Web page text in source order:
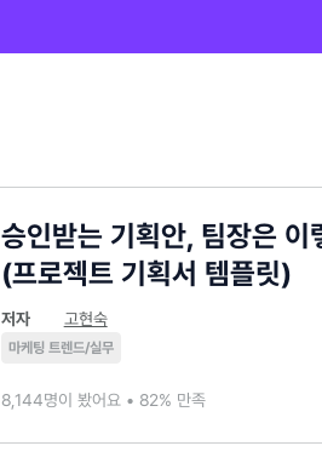
승인받는 기획안, 팀장은 이
(프로젝트 기획서 템플릿)
저자 고현숙
마케팅 트렌드/실무
8,144명이 봤어요 • 82% 만족